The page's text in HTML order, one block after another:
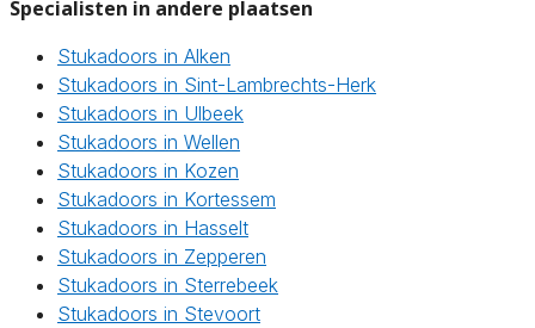
Specialisten in andere plaatsen
Stukadoors in Alken
Stukadoors in Sint-Lambrechts-Herk
Stukadoors in Ulbeek
Stukadoors in Wellen
Stukadoors in Kozen
Stukadoors in Kortessem
Stukadoors in Hasselt
Stukadoors in Zepperen
Stukadoors in Sterrebeek
Stukadoors in Stevoort